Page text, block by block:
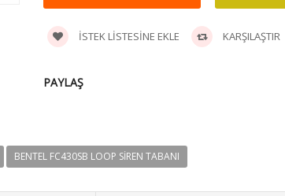
İSTEK LISTESINE EKLE KARŞILAŞTIR
PAYLAŞ
BENTEL FC430SB LOOP SIREN TABANI